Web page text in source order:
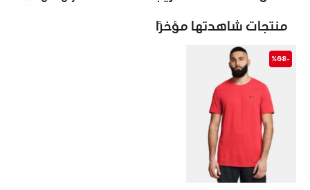
منتجات شاهدتها مؤخرًا
-%68